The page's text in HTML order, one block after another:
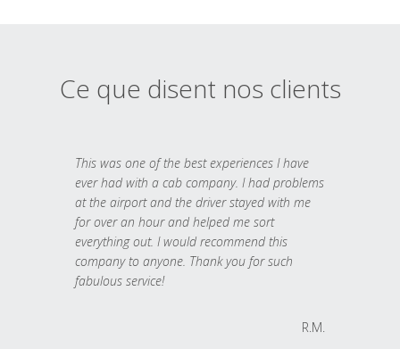
Ce que disent nos clients
This was one of the best experiences I have
ever had with a cab company. I had problems
at the airport and the driver stayed with me
for over an hour and helped me sort
everything out. I would recommend this
company to anyone. Thank you for such
fabulous service!
R.M.